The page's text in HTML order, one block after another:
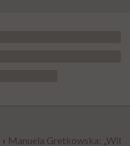
› Manuela Gretkowska: